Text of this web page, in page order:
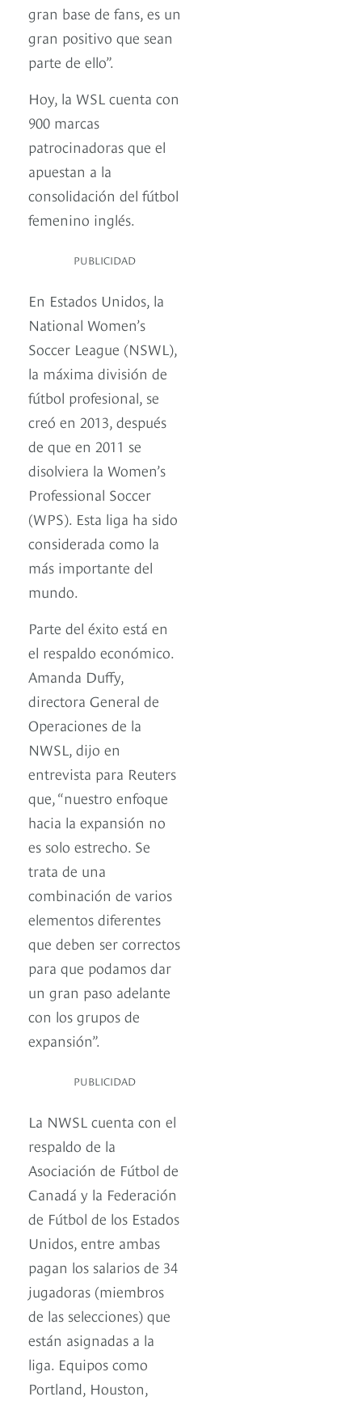
gran base de fans, es un
gran positivo que sean
parte de ello”.
Hoy, la WSL cuenta con
900 marcas
patrocinadoras que el
apuestan a la
consolidación del fútbol
femenino inglés.
PUBLICIDAD
En Estados Unidos, la
National Women’s
Soccer League (NSWL),
la máxima división de
fútbol profesional, se
creó en 2013, después
de que en 2011 se
disolviera la Women’s
Professional Soccer
(WPS). Esta liga ha sido
considerada como la
más importante del
mundo.
Parte del éxito está en
el respaldo económico.
Amanda Duffy,
directora General de
Operaciones de la
NWSL, dijo en
entrevista para Reuters
que, “nuestro enfoque
hacia la expansión no
es solo estrecho. Se
trata de una
combinación de varios
elementos diferentes
que deben ser correctos
para que podamos dar
un gran paso adelante
con los grupos de
expansión”.
PUBLICIDAD
La NWSL cuenta con el
respaldo de la
Asociación de Fútbol de
Canadá y la Federación
de Fútbol de los Estados
Unidos, entre ambas
pagan los salarios de 34
jugadoras (miembros
de las selecciones) que
están asignadas a la
liga. Equipos como
Portland, Houston,